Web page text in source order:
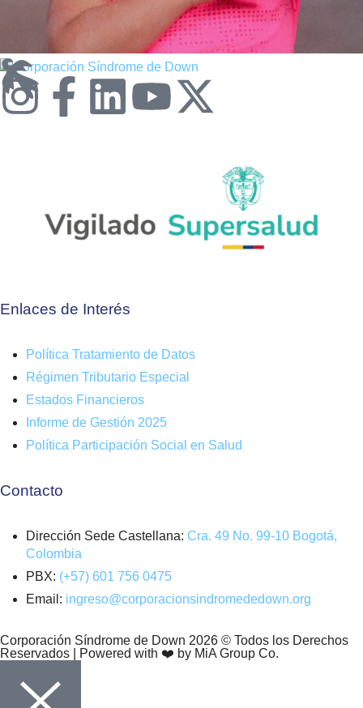
Enlaces de Interés
Política Tratamiento de Datos
Régimen Tributario Especial
Estados Financieros
Informe de Gestión 2025
Política Participación Social en Salud
Contacto
Dirección Sede Castellana: Cra. 49 No. 99-10 Bogotá,
Colombia
PBX: (+57) 601 756 0475
Email: ingreso@corporacionsindromededown.org
Corporación Síndrome de Down 2026 © Todos los Derechos
Reservados | Powered with ❤️ by MiA Group Co.